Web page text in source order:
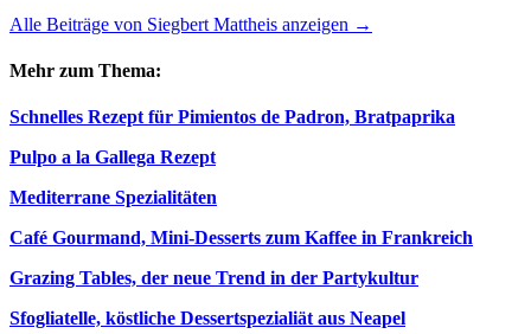
Alle Beiträge von Siegbert Mattheis anzeigen →
Mehr zum Thema:
Schnelles Rezept für Pimientos de Padron, Bratpaprika
Pulpo a la Gallega Rezept
Mediterrane Spezialitäten
Café Gourmand, Mini-Desserts zum Kaffee in Frankreich
Grazing Tables, der neue Trend in der Partykultur
Sfogliatelle, köstliche Dessertspezialiät aus Neapel